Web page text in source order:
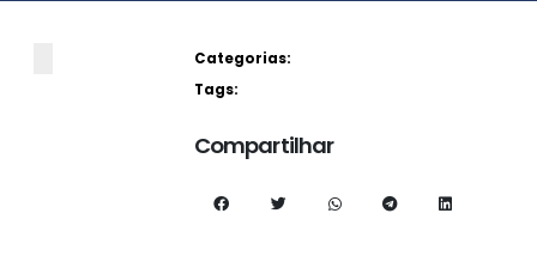
Categorias:
Tags:
Compartilhar